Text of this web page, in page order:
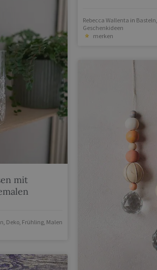
Rebecca Wallenta in Basteln
Geschenkideen
merken
mit
Deko Frühling Malen